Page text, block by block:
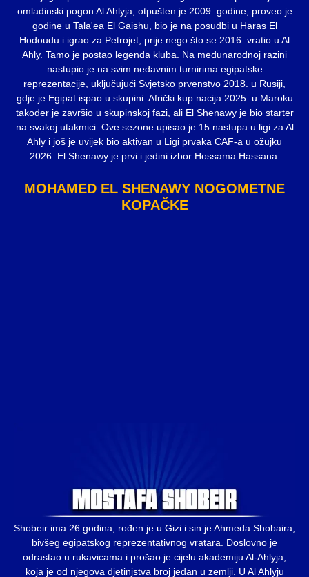
omladinski pogon Al Ahlyja, otpušten je 2009. godine, proveo je
godine u Tala'ea El Gaishu, bio je na posudbi u Haras El
Hodoudu i igrao za Petrojet, prije nego što se 2016. vratio u Al
Ahly. Tamo je postao legenda kluba. Na međunarodnoj razini
nastupio je na svim nedavnim turnirima egipatske
reprezentacije, uključujući Svjetsko prvenstvo 2018. u Rusiji,
gdje je Egipat ispao u skupini. Afrički kup nacija 2025. u Maroku
također je završio u skupinskoj fazi, ali El Shenawy je bio starter
na svakoj utakmici. Ove sezone upisao je 15 nastupa u ligi za Al
Ahly i još je uvijek bio aktivan u Ligi prvaka CAF-a u ožujku
2026. El Shenawy je prvi i jedini izbor Hossama Hassana.
MOHAMED EL SHENAWY NOGOMETNE
KOPAČKE
Shobeir ima 26 godina, rođen je u Gizi i sin je Ahmeda Shobaira,
bivšeg egipatskog reprezentativnog vratara. Doslovno je
odrastao u rukavicama i prošao je cijelu akademiju Al-Ahlyja,
koja je od njegova djetinjstva broj jedan u zemlji. U Al Ahlyju